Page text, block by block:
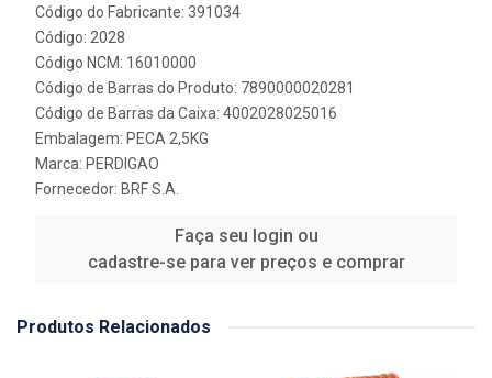
Código do Fabricante: 391034
Código: 2028
Código NCM: 16010000
Código de Barras do Produto: 7890000020281
Código de Barras da Caixa: 4002028025016
Embalagem: PECA 2,5KG
Marca: PERDIGAO
Fornecedor: BRF S.A.
Faça seu login ou
cadastre-se para ver preços e comprar
Produtos Relacionados